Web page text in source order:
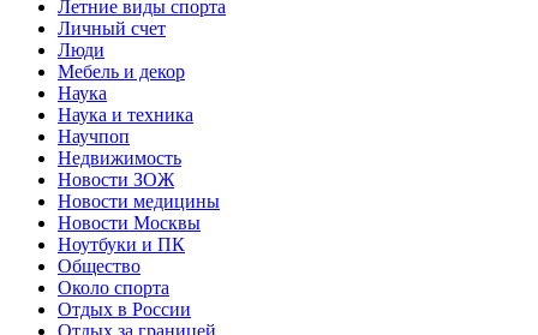
Летние виды спорта
Личный счет
Люди
Мебель и декор
Наука
Наука и техника
Научпоп
Недвижимость
Новости ЗОЖ
Новости медицины
Новости Москвы
Ноутбуки и ПК
Общество
Около спорта
Отдых в России
Отдых за границей